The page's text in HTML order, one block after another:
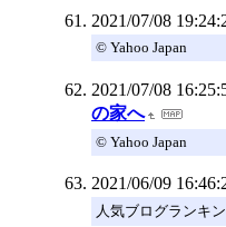
2021/07/08
© Yahoo Japan
2021/07/08
の家へ
© Yahoo Japan
2021/06/09
人気ブログランキ